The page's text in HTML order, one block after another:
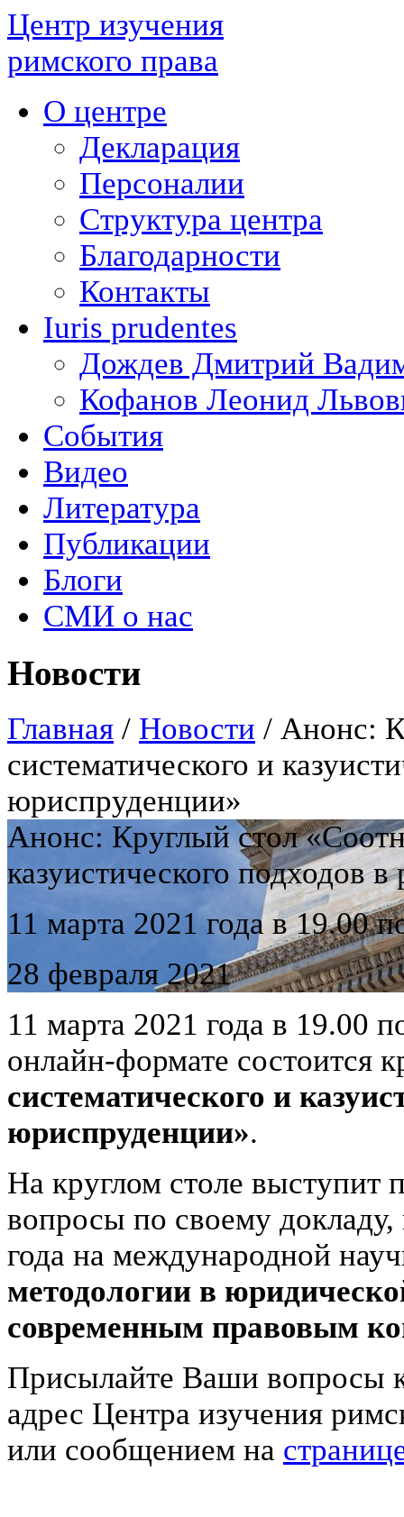
Центр изучения
римского права
О центре
Декларация
Персоналии
Структура центра
Благодарности
Контакты
Iuris prudentes
Дождев Дмитрий
Кофанов Леонид
События
Видео
Литература
Публикации
Блоги
СМИ о нас
Новости
Главная / Новости / Анонс:
систематического и
юриспруденции»
Анонс: Круглый стол
казуистического подходов
11 марта 2021 года в 19.00
28 февраля 2021
11 марта 2021 года в 19.00
онлайн-формате состоится
систематического и
юриспруденции».
На круглом столе
вопросы по своему
года на международной
методологии в
современным правовым
Присылайте Ваши вопросы
адрес Центра изучения
или сообщением на